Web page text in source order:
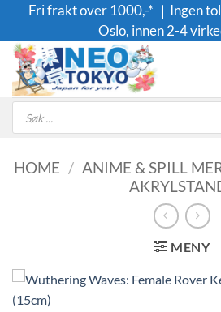
content
Fri frakt over 1000,-* ｜Ingen
Oslo, innen 2-4
Products
search
HOME / ANIME & SPILL
MENY